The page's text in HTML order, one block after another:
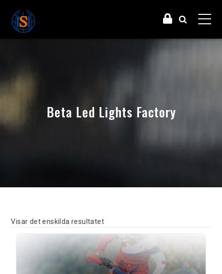
Beta Led Lights Factory
Visar det enskilda resultatet